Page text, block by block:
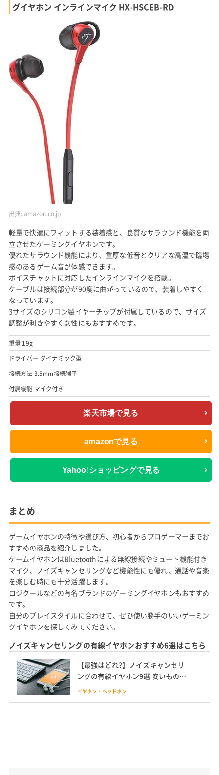
グイヤホン インラインマイク HX-HSCEB-RD
出典: amazon.co.jp
軽量で快適にフィットする装着感と、良質なサラウンド機能を両
立させたゲーミングイヤホンです。
優れたサラウンド機能により、重厚な低音とクリアな高温で臨場
感のあるゲーム音が体感できます。
ボイスチャットに対応したインラインマイクを搭載。
ケーブルは接続部分が90度に曲がっているので、装着しやすく
なっています。
3サイズのシリコン製イヤーチップが付属しているので、サイズ
調整が利きやすく女性にもおすすめです。
重量 19g
ドライバー ダイナミック型
接続方法 3.5mm接続端子
付属機能 マイク付き
楽天市場で見る
amazonで見る
Yahoo!ショッピングで見る
まとめ
ゲームイヤホンの特徴や選び方、初心者からプロゲーマーまでお
すすめの商品を紹介しました。
ゲームイヤホンはBluetoothによる無線接続やミュート機能付き
マイク、ノイズキャンセリングなど機能性にも優れ、通話や音楽
を楽しむ時にも十分活躍します。
ロジクールなどの有名ブランドのゲーミングイヤホンもおすすめ
です。
自分のプレイスタイルに合わせて、ぜひ使い勝手のいいゲーミン
グイヤホンを探してみてください。
ノイズキャンセリングの有線イヤホンおすすめ6選はこちら
【最強はどれ?】ノイズキャンセリ
ングの有線イヤホン9選 安いものか
ら本格派まで
イヤホン・ヘッドホン